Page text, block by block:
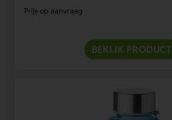
Prijs op aanvraag
BEKIJK PRODUCT